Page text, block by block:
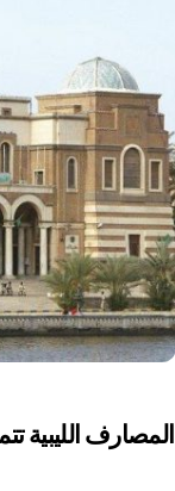
المصارف الليبية